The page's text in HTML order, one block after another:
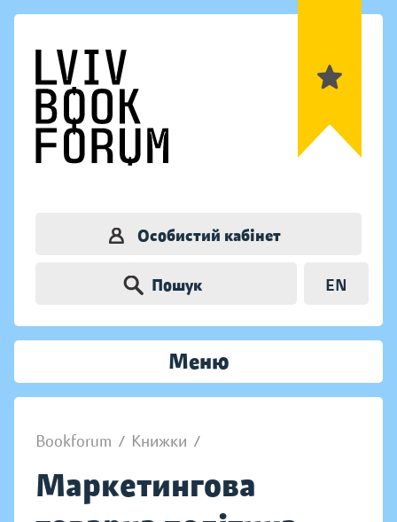
Особистий кабінет
Пошук EN
Меню
Bookforum / Книжки /
Маркетингова